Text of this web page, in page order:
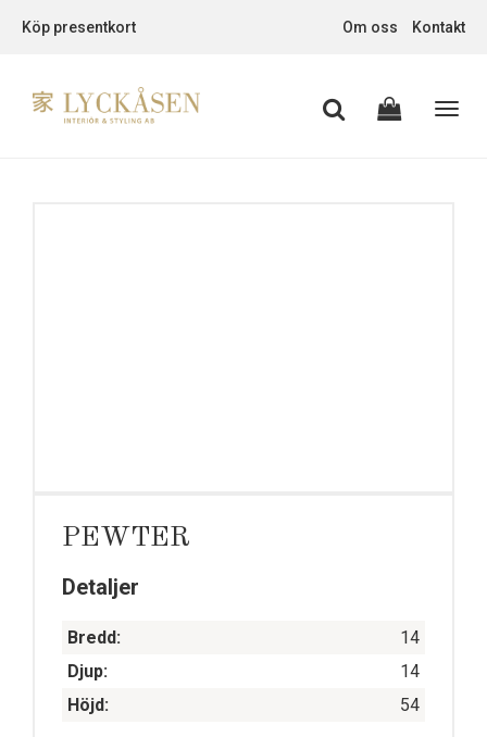
Köp presentkort Om oss Kontakt
PEWTER
Detaljer
Bredd:
14
Djup:
14
Höjd:
54